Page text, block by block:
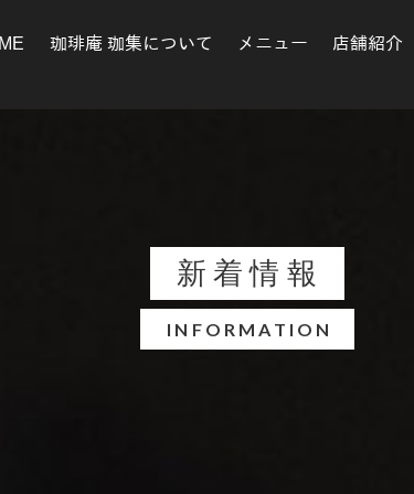
珈琲庵 珈集について メニュー 店舗紹介
新着情報
INFORMATION